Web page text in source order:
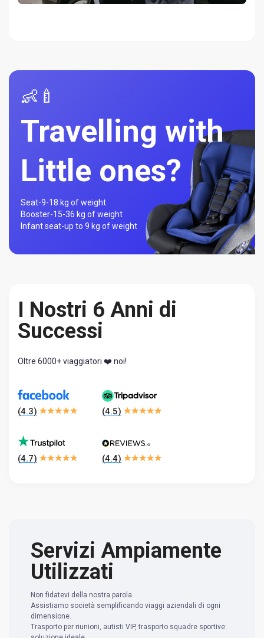
👶🍼
Travelling with
Little ones?
Seat-9-18 kg of weight
Booster-15-36 kg of weight
Infant seat-up to 9 kg of weight
I Nostri 6 Anni di
Successi
Oltre 6000+ viaggiatori ❤️ noi!
(4.3) (4.5)
(4.7) (4.4)
Servizi Ampiamente
Utilizzati
Non fidatevi della nostra parola.
Assistiamo società semplificando viaggi aziendali di ogni
dimensione.
Trasporto per riunioni, autisti VIP, trasporto squadre sportive: